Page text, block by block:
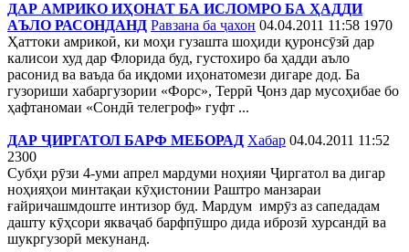
ДАР АМРИКО ИҲОНАТ БА ИСЛОМРО БА ҲАДДИ
АЪЛО РАСОНДАНД Равзана ба ҷахон 04.04.2011 11:58 1970
Ҳаттоки амрикоӣ, ки моҳи гузашта шоҳиди қуронсӯзӣ дар
калисои худ дар Флорида буд, густохиро ба ҳадди аъло
расонид ва ваъда ба иқдоми иҳонатомези дигаре дод. Ба
гузориши хабаргузории «Форс», Террӣ Ҷонз дар мусоҳибае бо
ҳафтаномаи «Сондӣ телегроф» гуфт ...
ДАР ҶИРГАТОЛ БАРФ МЕБОРАД Хабар 04.04.2011 11:52
2300
Субҳи рӯзи 4-уми апрел мардуми ноҳияи Ҷиргатол ва дигар
ноҳияҳои минтақаи кӯҳистонии Раштро манзараи
ғайричашмдоште интизор буд. Мардум имрӯз аз сапедадам
дашту кӯҳсори якваҷаб барфпӯшро дида иброзӣ хурсандӣ ва
шукргузорӣ мекунанд.